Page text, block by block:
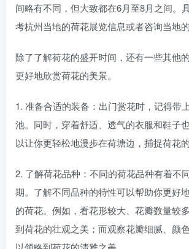
间略有不同，但大致都在6月至8月之间。
考杭州当地的荷花展览信息或者咨询当地的
除了了解荷花的盛开时间，还有一些其他
更好地欣赏荷花的美景。
1. 准备合适的装备：出门赏花时，记得带
池。同时，穿着舒适、透气的衣服和鞋子
以让你更轻松地漫步在荷塘边，捕捉荷花的
2. 了解荷花品种：不同的荷花品种有着不
期。了解不同品种的特性可以帮助你更好
的荷花。例如，看花形较大、花瓣数量较
到荷花的壮观之美；而观察花瓣细腻、颜